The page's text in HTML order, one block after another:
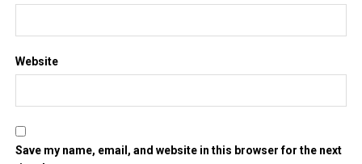
Website
Save my name, email, and website in this browser for the next